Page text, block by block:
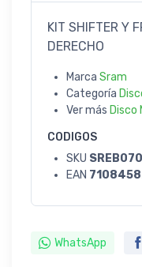
KIT SHIFTER Y
DERECHO
Marca Sram
Categoría
Ver más Disco
CODIGOS
SKU
EAN
WhatsApp